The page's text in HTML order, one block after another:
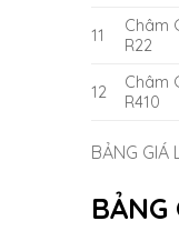
11
Châm
R22
12
Châm
R410
BẢNG GIÁ
BẢNG